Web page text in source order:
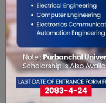
सम्बंधित खबरहरु